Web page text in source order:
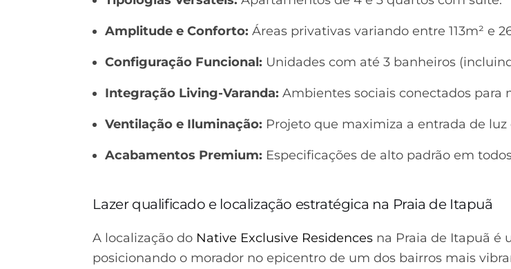
Amplitude e Conforto: Áreas privativas variando entre 113m² e
Configuração Funcional: Unidades com até 3 banheiros
Integração Living-Varanda: Ambientes sociais conectados para
Ventilação e Iluminação: Projeto que maximiza a entrada de luz
Acabamentos Premium: Especificações de alto padrão em
Lazer qualificado e localização estratégica na Praia de Itapuã
A localização do Native Exclusive Residences na Praia de Itapuã é
posicionando o morador no epicentro de um dos bairros mais